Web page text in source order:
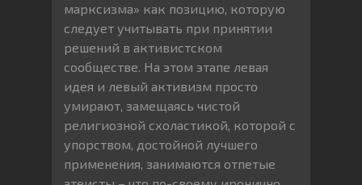
марксизма» как позицию, которую
следует учитывать при принятии
решений в активистском
сообществе. На этом этапе левая
идея и левый активизм просто
умирают, замещаясь чистой
религиозной схоластикой, которой с
упорством, достойной лучшего
применения, занимаются отпетые